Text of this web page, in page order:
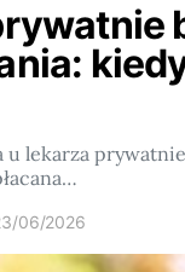
u lekarza
06/2026